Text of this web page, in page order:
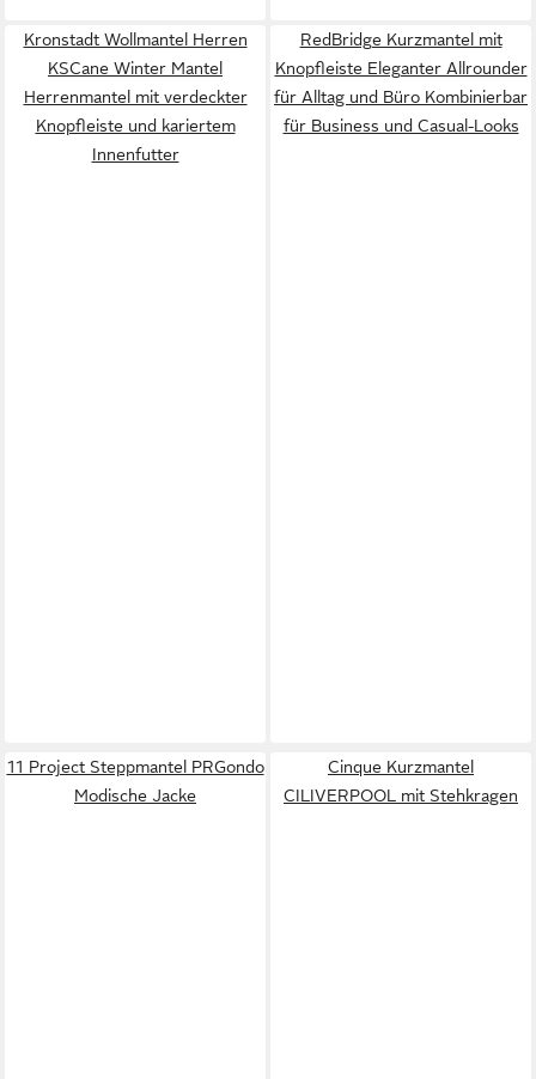
Kronstadt Wollmantel Herren
KSCane Winter Mantel
Herrenmantel mit verdeckter
Knopfleiste und kariertem
Innenfutter
RedBridge Kurzmantel mit
Knopfleiste Eleganter Allrounder
für Alltag und Büro Kombinierbar
für Business und Casual-Looks
11 Project Steppmantel PRGondo
Modische Jacke
Cinque Kurzmantel
CILIVERPOOL mit Stehkragen